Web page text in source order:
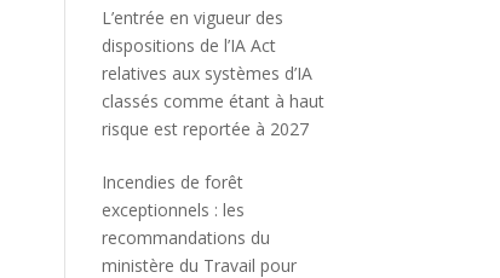
L’entrée en vigueur des
dispositions de l’IA Act
relatives aux systèmes d’IA
classés comme étant à haut
risque est reportée à 2027
Incendies de forêt
exceptionnels : les
recommandations du
ministère du Travail pour